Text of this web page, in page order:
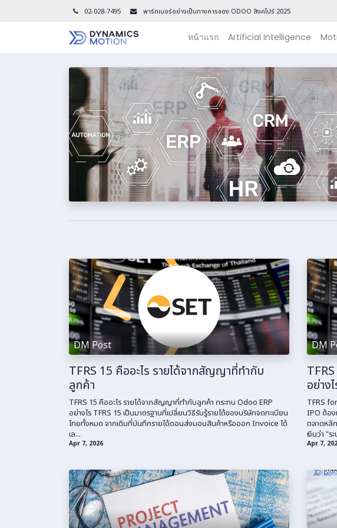
02-028-7495 พาร์ทเนอร์อย่างเป็นทางการของ ODOO สิงคโปร์ 2025
หน้าแรก Artificial Intelligence
DM Post
TFRS 15 คืออะไร รายได้จากสัญญาที่ทำกับ
ลูกค้า
TFRS 15 คืออะไร รายได้จากสัญญาที่ทำกับลูกค้า กระทบ Odoo ERP
อย่างไร TFRS 15 เป็นมาตรฐานที่เปลี่ยนวิธีรับรู้รายได้ของบริษัทจดทะเบียน
ไทยทั้งหมด จากเดิมที่บันทึกรายได้ตอนส่งมอบสินค้าหรือออก Invoice ได้
เล...
Apr 7, 2026
DM
อย่าง
TFRS
IPO ต้อง
ตลาดหลั
เงินว่า "ร
Apr 7,